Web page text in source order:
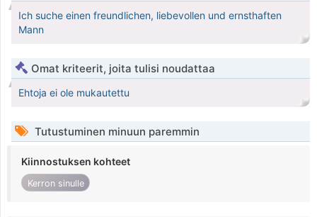
Ich suche einen freundlichen, liebevollen und ernsthaften
Mann
Omat kriteerit, joita tulisi noudattaa
Ehtoja ei ole mukautettu
Tutustuminen minuun paremmin
Kiinnostuksen kohteet
Kerron sinulle